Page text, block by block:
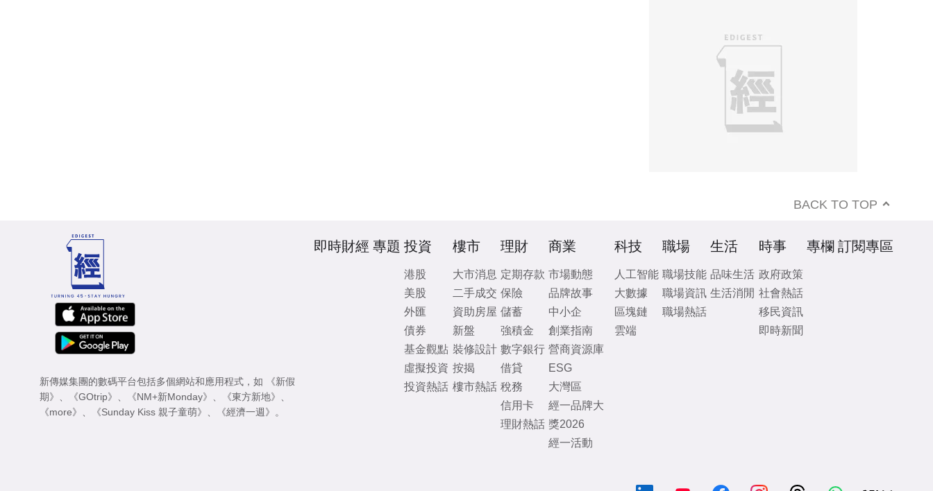
BACK TO TOP
新傳媒集團的數碼平台包括多個網站和應用程式，如
《新假
期》
《GOtrip》 《NM+新Monday》 《東方新地》
《more》
《Sunday Kiss 親子童萌》 《經濟一週》 。
即時財經 專題 投資
港股
美股
外匯
債券
基金觀點
虛擬投資
投資熱話
樓市
大市消息
二手成交
資助房屋
新盤
裝修設計
按揭
樓市熱話
理財
定期存款
保險
儲蓄
強積金
數字銀行
借貸
稅務
信用卡
理財熱話
商業
市場動態
品牌故事
中小企
創業指南
營商資源庫
ESG
大灣區
經一品牌大
獎2026
經一活動
科技
人工智能
大數據
區塊鏈
雲端
職場
職場技能
職場資訊
職場熱話
生活
品味生活
生活消閒
時事
政府政策
社會熱話
移民資訊
即時新聞
專欄 訂閱專區